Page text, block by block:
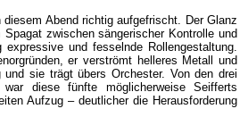
Abend richtig aufgefrischt. Der Glanz
zwischen sängerischer Kontrolle und
und fesselnde Rollengestaltung.
er verströmt helleres Metall und
sie trägt übers Orchester. Von den drei
diese fünfte möglicherweise Seifferts
Aufzug – deutlicher die Herausforderung